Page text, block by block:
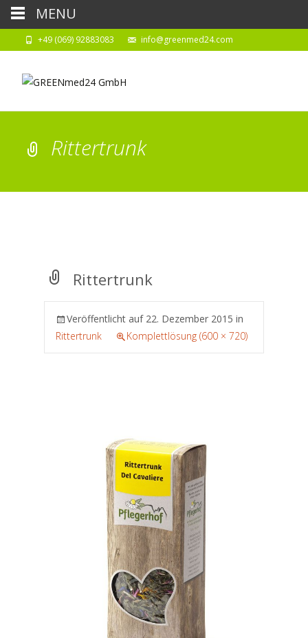
+49 (069) 92883083 info@greenmed24.com
Rittertrunk
Rittertrunk
Veröffentlicht auf 22. Dezember 2015 in
Rittertrunk
Komplettlösung (600 × 720)
MENU